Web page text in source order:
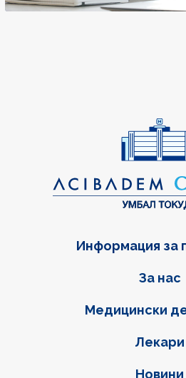
Фуутер навигация
За нас
Медицински
Лекари
Новини
Информация за